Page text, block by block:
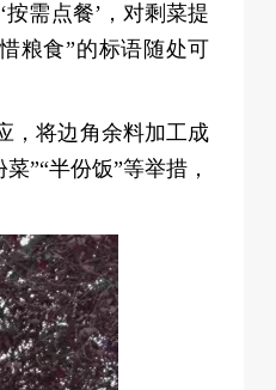
需点餐’，对剩菜提
粮食”的标语随处可
，将边角余料加工成
”“半份饭”等举措，